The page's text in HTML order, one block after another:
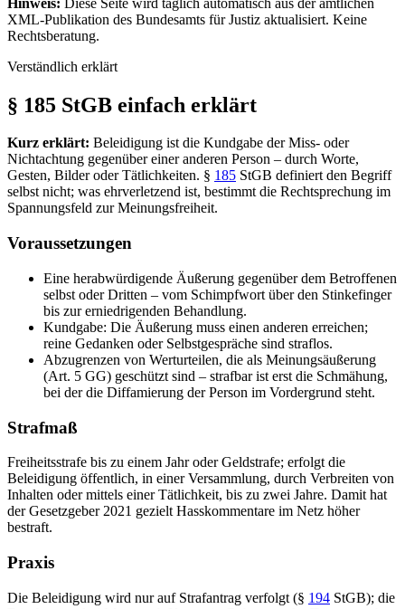
XML-Publikation des Bundesamts für Justiz aktualisiert. Keine
Rechtsberatung.
Verständlich erklärt
§ 185 StGB einfach erklärt
Kurz erklärt: Beleidigung ist die Kundgabe der Miss- oder
Nichtachtung gegenüber einer anderen Person – durch Worte,
Gesten, Bilder oder Tätlichkeiten. § 185 StGB definiert den Begriff
selbst nicht; was ehrverletzend ist, bestimmt die Rechtsprechung im
Spannungsfeld zur Meinungsfreiheit.
Voraussetzungen
Eine herabwürdigende Äußerung gegenüber dem Betroffenen
selbst oder Dritten – vom Schimpfwort über den Stinkefinger
bis zur erniedrigenden Behandlung.
Kundgabe: Die Äußerung muss einen anderen erreichen;
reine Gedanken oder Selbstgespräche sind straflos.
Abzugrenzen von Werturteilen, die als Meinungsäußerung
(Art. 5 GG) geschützt sind – strafbar ist erst die Schmähung,
bei der die Diffamierung der Person im Vordergrund steht.
Strafmaß
Freiheitsstrafe bis zu einem Jahr oder Geldstrafe; erfolgt die
Beleidigung öffentlich, in einer Versammlung, durch Verbreiten von
Inhalten oder mittels einer Tätlichkeit, bis zu zwei Jahre. Damit hat
der Gesetzgeber 2021 gezielt Hasskommentare im Netz höher
bestraft.
Praxis
Die Beleidigung wird nur auf Strafantrag verfolgt (§ 194 StGB); die